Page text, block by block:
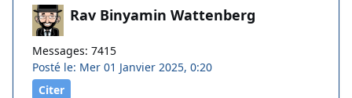
Rav Binyamin Wattenberg
Messages: 7415
Posté le: Mer 01 Janvier 2025, 0:20
Citer